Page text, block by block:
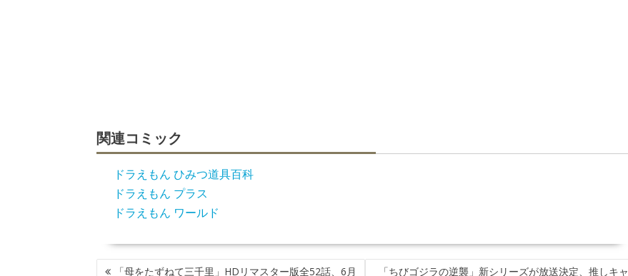
関連コミック
ドラえもん ひみつ道具百科
ドラえもん プラス
ドラえもん ワールド
投 「母をたずねて三千里」HDリマスター版全52話、6月 「ちびゴジラの逆襲」新シリーズが放送決定、推しキャ